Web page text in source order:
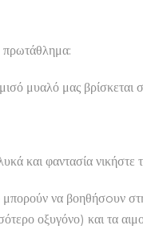
πρωτάθλημα:
μυαλό μας
φαντασία νικήστε
να βοηθήσoυν
οξυγόνο) και τα